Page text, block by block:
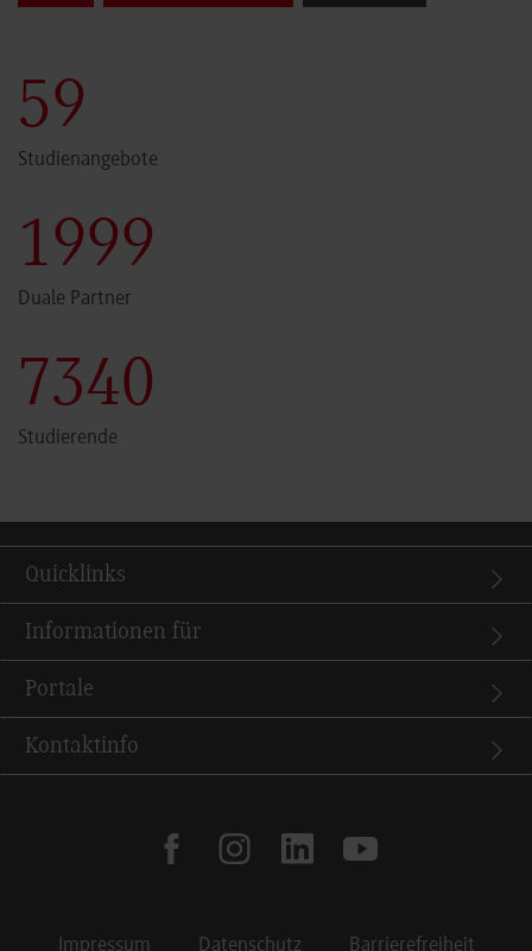
60
Studienangebote
2000
Duale Partner
7341
Studierende
Quicklinks
Informationen für
Portale
Kontaktinfo
facebookinstagramlinkedin youtube